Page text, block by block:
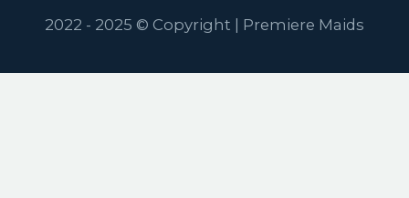
2022 - 2025 © Copyright | Premiere Maids